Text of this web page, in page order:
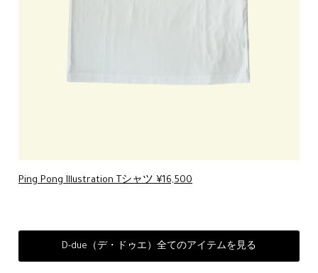
Ping Pong Illustration Tシャツ ¥16,500
D-due（デ・ドゥエ）全てのアイテムを見る